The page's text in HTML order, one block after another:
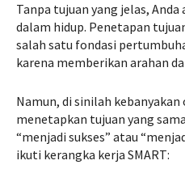
Tanpa tujuan yang jelas,
dalam hidup. Penetapan
salah satu fondasi
karena memberikan arahan
Namun, di sinilah
menetapkan tujuan yang
“menjadi sukses” atau
ikuti kerangka kerja SMART: